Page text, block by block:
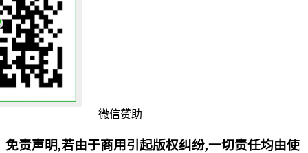
微信赞助
免责声明,若由于商用引起版权纠纷,一切责任均由使